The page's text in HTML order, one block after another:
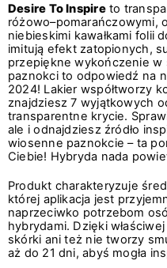
Desire To Inspireto
różowo–pomarańczowymi,
niebieskimi kawałkami folii
imitują efekt zatopionych,
przepiękne wykończenie w
paznokci to odpowiedź na
2024! Lakier współtworzy
znajdziesz 7 wyjątkowych
transparentne krycie.
ale i odnajdziesz źródło
wiosenne paznokcie – ta
Ciebie! Hybryda nada
Produkt charakteryzuje
której aplikacja jest
naprzeciwko potrzebom
hybrydami. Dzięki
skórki ani też nie tworzy
aż do 21 dni, abyś mogła